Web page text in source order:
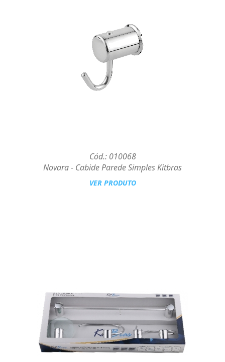
Cód.: 010068
Novara - Cabide Parede Simples Kitbras
VER PRODUTO